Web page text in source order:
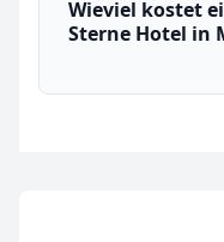
Wieviel kostet
Sterne Hotel in